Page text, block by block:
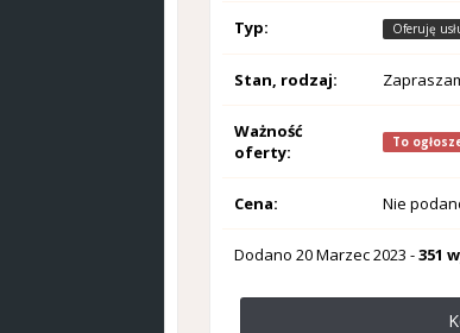
Typ: Oferuję
Stan, rodzaj:
Ważność
oferty:
To
Cena: Nie
Dodano20 Marzec 2023 -351